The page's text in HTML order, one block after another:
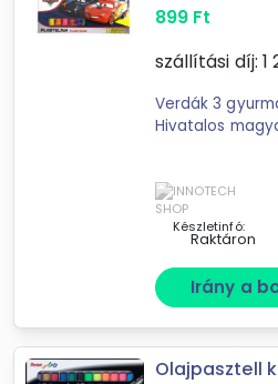
899 Ft
szállítási díj: 1
Verdák 3
Hivatalos
az új Verdák
hiszen az ...
Készletinfó:
Raktáron
Irány a
Olajpasztell